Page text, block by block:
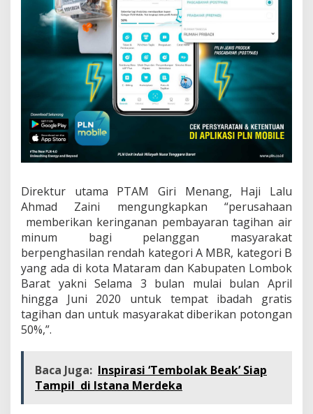
Direktur utama PTAM Giri Menang, Haji Lalu
Ahmad Zaini mengungkapkan “perusahaan
memberikan keringanan pembayaran tagihan air
minum bagi pelanggan masyarakat
berpenghasilan rendah kategori A MBR, kategori B
yang ada di kota Mataram dan Kabupaten Lombok
Barat yakni Selama 3 bulan mulai bulan April
hingga Juni 2020 untuk tempat ibadah gratis
tagihan dan untuk masyarakat diberikan potongan
50%,”.
Baca Juga: Inspirasi ‘Tembolak Beak’ Siap
Tampil di Istana Merdeka